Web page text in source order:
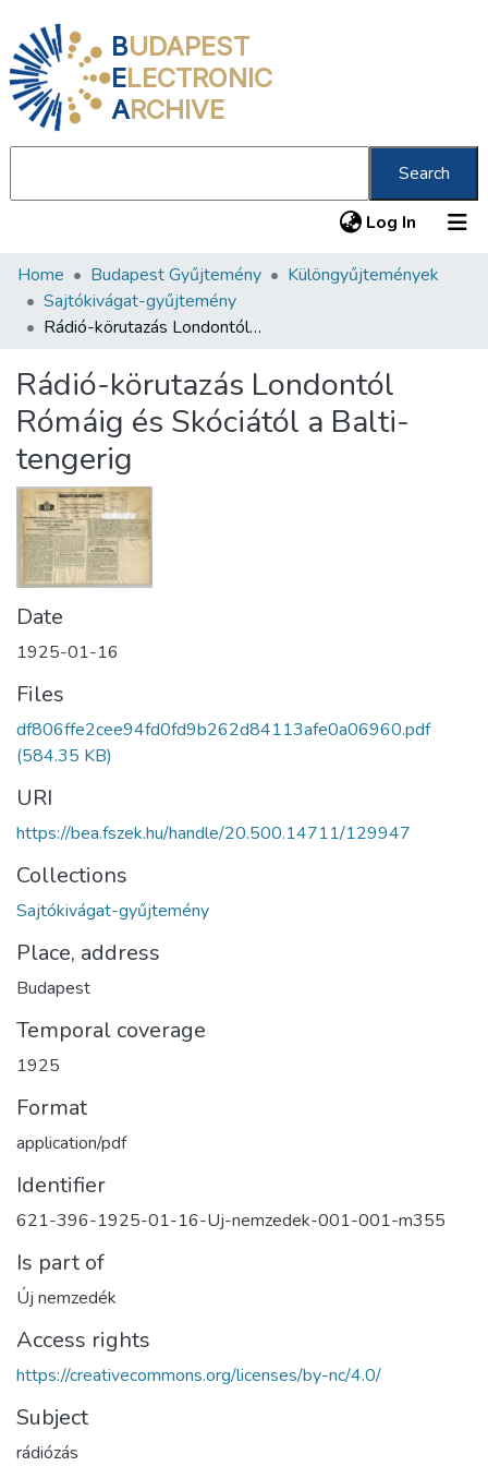
BUDAPEST
ELECTRONIC
ARCHIVE
Search
Log In (current)
Communities & Collections
All of DSpace
About us
Home Budapest Gyűjtemény
Különgyűjtemények
Sajtókivágat-gyűjtemény
Rádió-körutazás Londontól Rómáig és Skóciától a Balti-tengerig
Rádió-körutazás Londontól
Rómáig és Skóciától a Balti-
tengerig
Date
1925-01-16
Files
df806ffe2cee94fd0fd9b262d84113afe0a06960.pdf
(584.35 KB)
URI
https://bea.fszek.hu/handle/20.500.14711/129947
Collections
Sajtókivágat-gyűjtemény
Place, address
Budapest
Temporal coverage
1925
Format
application/pdf
Identifier
621-396-1925-01-16-Uj-nemzedek-001-001-m355
Is part of
Új nemzedék
Access rights
https://creativecommons.org/licenses/by-nc/4.0/
Subject
rádiózás